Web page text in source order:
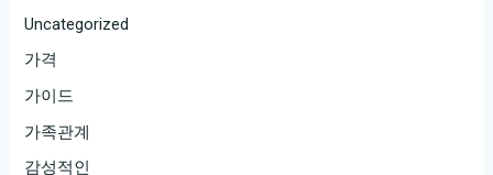
Uncategorized
가격
가이드
가족관계
감성적인